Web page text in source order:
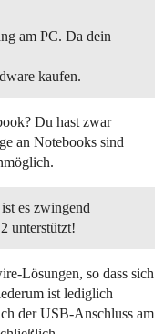
am PC. Da dein
kaufen.
Du hast zwar
an Notebooks sind
es zwingend
unterstützt!
Lösungen, so dass sich
ist lediglich
der USB-Anschluss am